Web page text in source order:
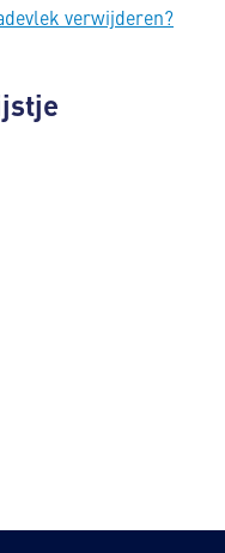
verwijderen?